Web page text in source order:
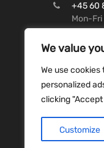
We value
We use
personalized
clicking
Customize
+45 60
Mon-
Reg. 9070
Copyright ©